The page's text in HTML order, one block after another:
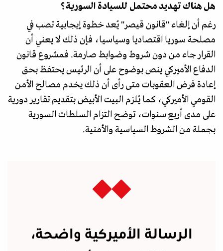
هل هناك تهديد محتمل للسيادة السورية؟
رغم أن إلغاء "قانون قيصر" يُعد خطوة إيجابية تصب في
مصلحة سوريا اقتصاديا وسياسيا، فإن ذلك لا يعني أن
القرار جاء من دون شروط وضوابط صارمة. فمشروع قانون
الدفاع الأميركي ينص بوضوح على أن الرئيس يحتفظ بحق
إعادة فرض العقوبات متى رأى أن ذلك يخدم مصالح الأمن
القومي الأميركي، كما يُلزم البيت الأبيض بتقديم تقارير دورية
على مدى أربع سنوات، توضح التزام السلطات السورية
بجملة من الشروط السياسية والأمنية.
الرسالة الأميركية واضحة،